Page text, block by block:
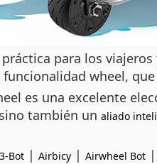
para los
wheel,
es una excelente
también un aliado
3-Bot | Airbicy | Airwheel Bot |